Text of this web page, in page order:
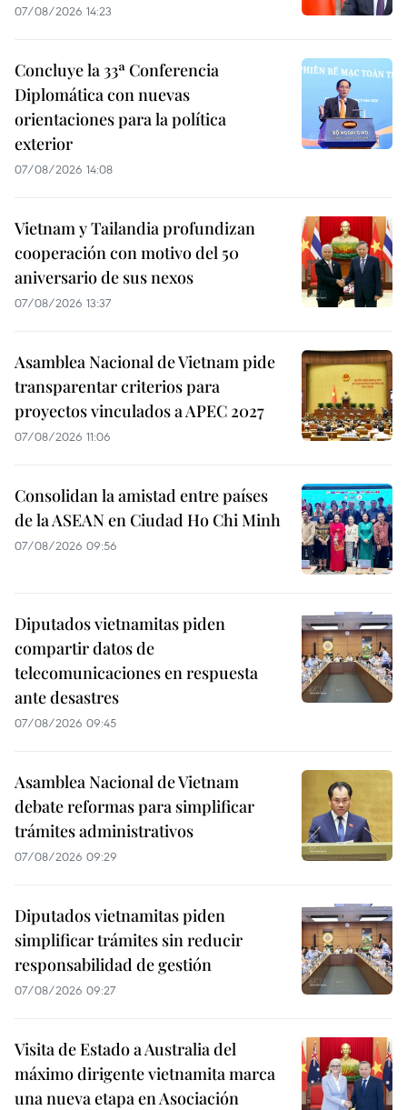
07/08/2026 14:23
Concluye la 33ª Conferencia
Diplomática con nuevas
orientaciones para la política
exterior
07/08/2026 14:08
Vietnam y Tailandia profundizan
cooperación con motivo del 50
aniversario de sus nexos
07/08/2026 13:37
Asamblea Nacional de Vietnam pide
transparentar criterios para
proyectos vinculados a APEC 2027
07/08/2026 11:06
Consolidan la amistad entre países
de la ASEAN en Ciudad Ho Chi Minh
07/08/2026 09:56
Diputados vietnamitas piden
compartir datos de
telecomunicaciones en respuesta
ante desastres
07/08/2026 09:45
Asamblea Nacional de Vietnam
debate reformas para simplificar
trámites administrativos
07/08/2026 09:29
Diputados vietnamitas piden
simplificar trámites sin reducir
responsabilidad de gestión
07/08/2026 09:27
Visita de Estado a Australia del
máximo dirigente vietnamita marca
una nueva etapa en Asociación